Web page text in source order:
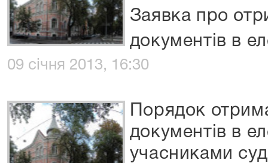
Заявка про
документів в
09 січня 2013, 16:30
Порядок
документів в
учасниками